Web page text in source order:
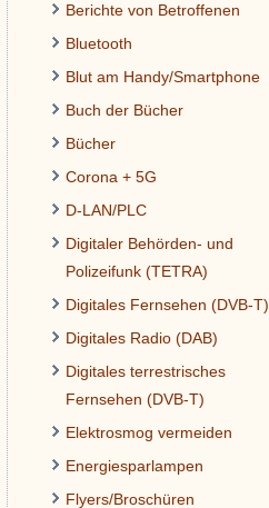
Berichte von Betroffenen
Bluetooth
Blut am Handy/Smartphone
Buch der Bücher
Bücher
Corona + 5G
D-LAN/PLC
Digitaler Behörden- und
Polizeifunk (TETRA)
Digitales Fernsehen (DVB-T)
Digitales Radio (DAB)
Digitales terrestrisches
Fernsehen (DVB-T)
Elektrosmog vermeiden
Energiesparlampen
Flyers/Broschüren